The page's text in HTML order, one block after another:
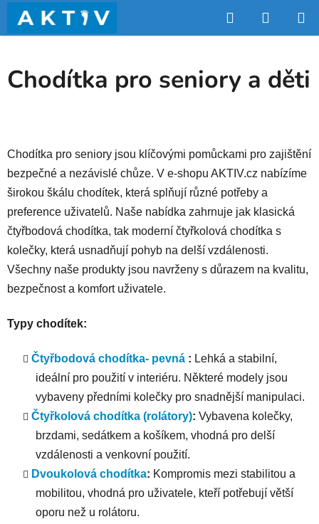
obsah
Hledat
KOŠÍK
Chodítka pro seniory a děti
Chodítka pro seniory jsou klíčovými pomůckami pro zajištění
bezpečné a nezávislé chůze. V e-shopu AKTIV.cz nabízíme
širokou škálu chodítek, která splňují různé potřeby a
preference uživatelů. Naše nabídka zahrnuje jak klasická
čtyřbodová chodítka, tak moderní čtyřkolová chodítka s
kolečky, která usnadňují pohyb na delší vzdálenosti.
Všechny naše produkty jsou navrženy s důrazem na kvalitu,
bezpečnost a komfort uživatele.
Typy chodítek:
Čtyřbodová chodítka- pevná : Lehká a stabilní,
ideální pro použití v interiéru. Některé modely jsou
vybaveny předními kolečky pro snadnější manipulaci.
Čtyřkolová chodítka (rolátory): Vybavena kolečky,
brzdami, sedátkem a košíkem, vhodná pro delší
vzdálenosti a venkovní použití.
Dvoukolová chodítka: Kompromis mezi stabilitou a
mobilitou, vhodná pro uživatele, kteří potřebují větší
oporu než u rolátoru.